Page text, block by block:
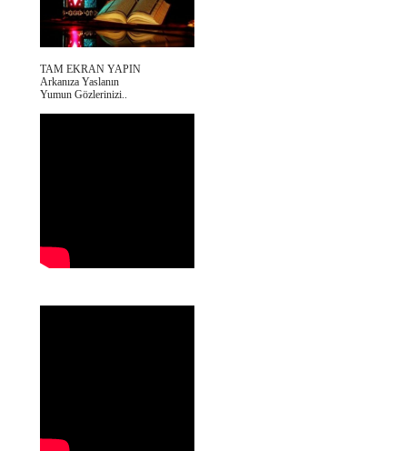
TAM EKRAN YAPIN
Arkanıza Yaslanın
Yumun Gözlerinizi..